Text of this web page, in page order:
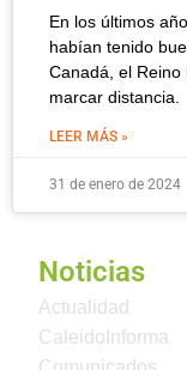
En los últimos
habían tenido
Canadá, el Reino
marcar distancia.
LEER MÁS »
31 de enero de 2024
Noticias
Actualidad
CaleidoInforma